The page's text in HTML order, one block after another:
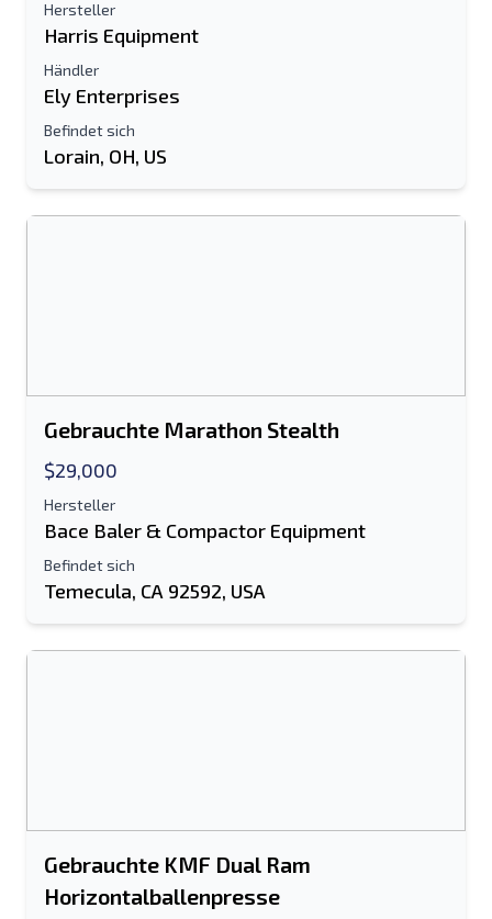
Send a Message
Vollständiger Name
Handy, Mobiltelefon
Hersteller
Harris Equipment
Händler
Ely Enterprises
Befindet sich
Lorain, OH, US
Gebrauchte Marathon Stealth
$29,000
Hersteller
Bace Baler & Compactor Equipment
Befindet sich
Temecula, CA 92592, USA
Gebrauchte KMF Dual Ram
Horizontalballenpresse
Es ist entweder eine E-Mail-Adresse oder
ein Feld für die Handynummer
erforderlich
Ihren vollständigen Namen
zusätzliche Information